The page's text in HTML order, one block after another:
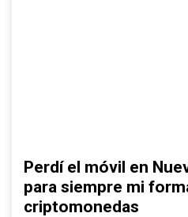
Perdí el móvil en
para siempre mi
criptomonedas